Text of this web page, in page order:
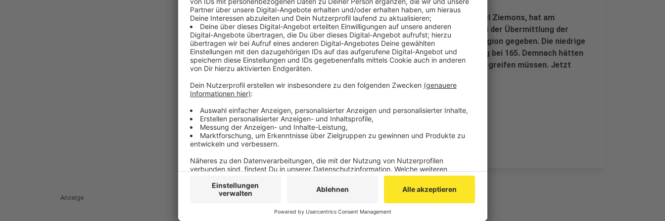
Der Gesundheitsdezernent der StädteRegion Aachen, Michael Ziemons, hat am
Wochenende diesbezüglich einen Fehler eingeräumt. Denn bei der Übermittlung der
Zahlen hat es am Samstag einen Fehler seitens der Städteregion gegeben. Die niedrige
Inzidenz von 129 ist falsch gewesen - der eigentliche Wert lag bei 165. Demnach hätten
die weiteren Maßnahmen der Notbremse ab Dienstag bei uns greifen müssen. Jetzt
Anzeige
Anzeige